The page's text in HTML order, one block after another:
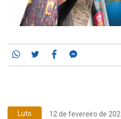
Whatsapp
TwitterFacebook
Luto 12 de fevereiro de